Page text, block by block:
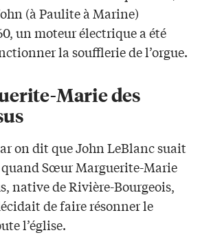
(à Paulite à Marine)
un moteur électrique a été
la soufflerie de l’orgue.
Marie des
on dit que John LeBlanc suait
quand Sœur Marguerite-Marie
native de Rivière-Bourgeois,
de faire résonner le
l’église.